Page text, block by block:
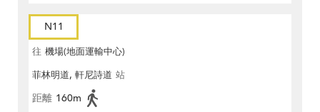
N11
往 機場(地面運輸中心)
菲林明道, 軒尼詩道 站
距離 160m